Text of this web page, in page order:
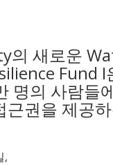
의 새로운
Fund I
명의 사람들
근권을 제공
,